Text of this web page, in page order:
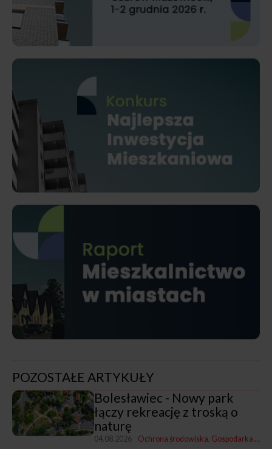
POZOSTAŁE ARTYKUŁY
Bolesławiec - Nowy park
łączy rekreację z troską o
naturę
04.08.2026 Ochrona środowiska Gospodarka mieszkaniowa, przestrzenna i nieruchomościami